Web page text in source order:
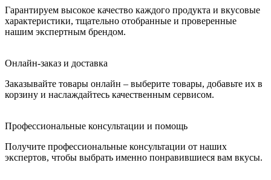
Гарантируем высокое качество каждого продукта и вкусовые
характеристики, тщательно отобранные и проверенные
нашим экспертным брендом.
Онлайн-заказ и доставка
Заказывайте товары онлайн – выберите товары, добавьте их в
корзину и наслаждайтесь качественным сервисом.
Профессиональные консультации и помощь
Получите профессиональные консультации от наших
экспертов, чтобы выбрать именно понравившиеся вам вкусы.